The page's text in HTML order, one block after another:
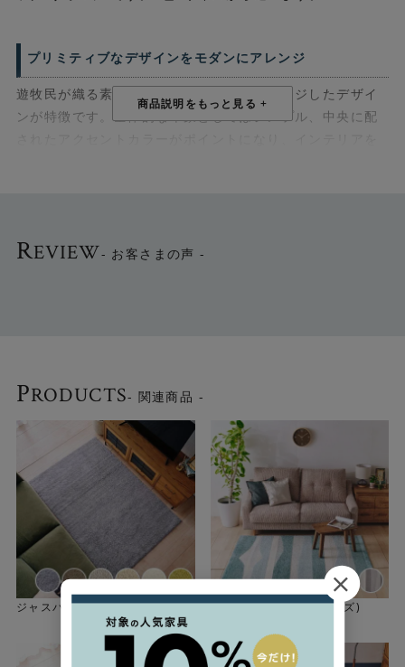
プリミティブなデザインをモダンにアレンジ
遊牧民が織る素朴な雰囲気をモダンにアレンジしたデザイ
ンが特徴です。全体的な印象としてはシンプル、中央に配
REVIEW- お客さまの声 -
PRODUCTS- 関連商品 -
ジャスパーラグ(選べる7サイズ) ミントラグ(選べる3サイズ)